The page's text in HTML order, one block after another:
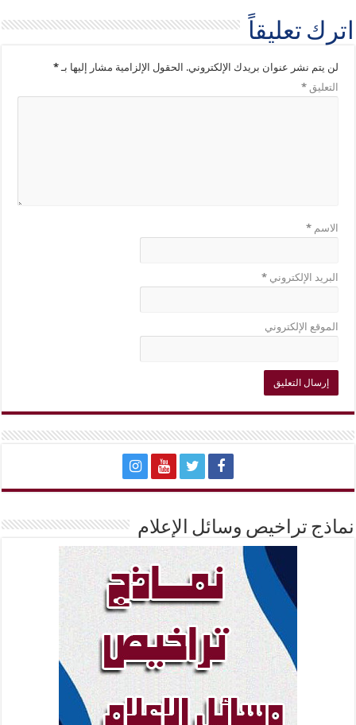
اترك تعليقاً
لن يتم نشر عنوان بريدك الإلكتروني. الحقول الإلزامية مشار إليها بـ*
التعليق*
الاسم*
البريد الإلكتروني*
الموقع الإلكتروني
نماذج تراخيص وسائل الإعلام